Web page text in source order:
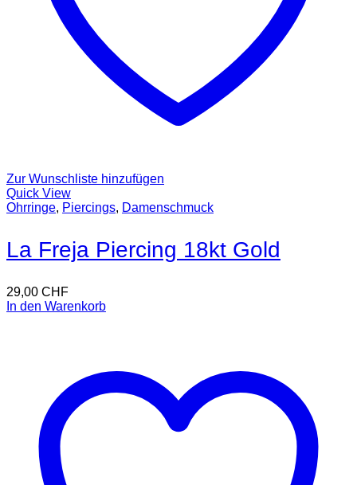
Zur Wunschliste hinzufügen
Quick View
Ohrringe, Piercings, Damenschmuck
La Freja Piercing 18kt Gold
29,00 CHF
In den Warenkorb